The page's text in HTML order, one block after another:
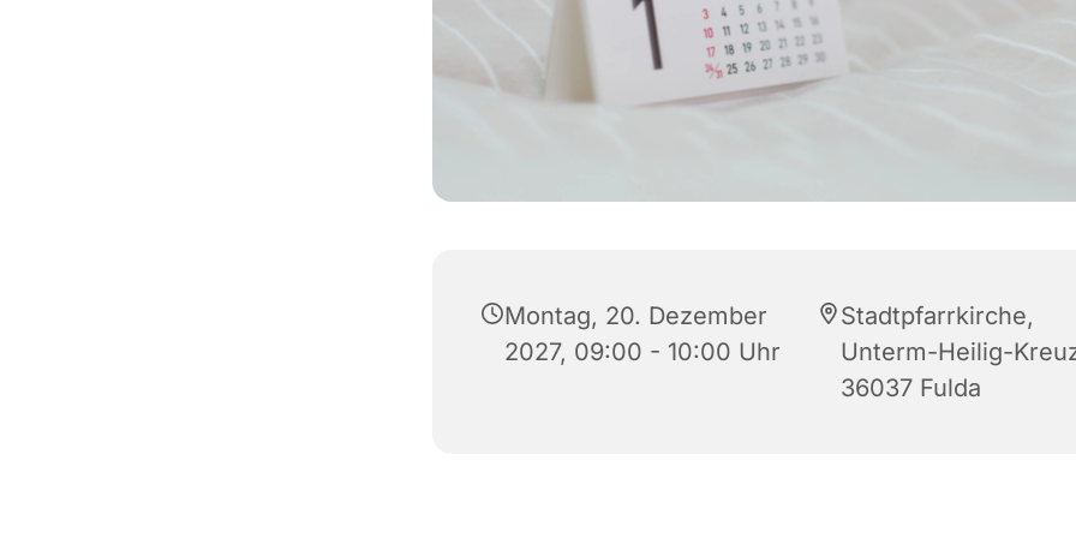
Montag, 20. Dezember
2027, 09:00 - 10:00 Uhr
Stadtpfarrkirche,
Unterm-Heilig-
36037 Fulda